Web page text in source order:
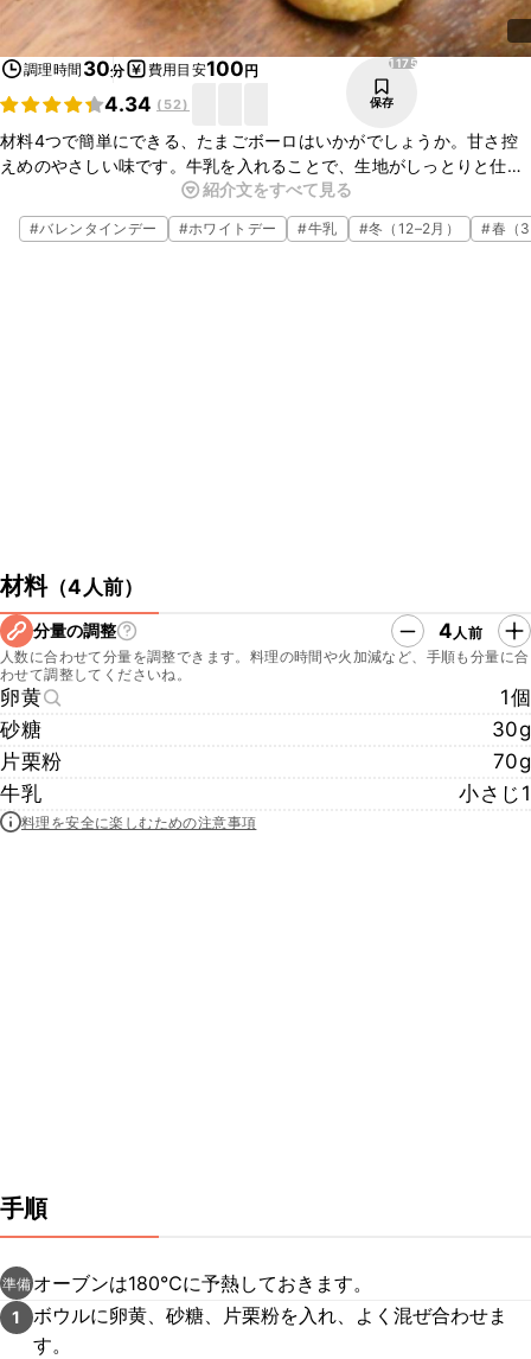
調理時間 30分 費用目安100円
4.34 ( 52)
1175
保存
材料4つで簡単にできる、たまごボーロはいかがでしょうか。甘さ控
えめのやさしい味です。牛乳を入れることで、生地がしっとりと仕上
がり、口に入るとほろっと崩れますよ。お好みでチョコレートペンで
模様を描いても楽しいですよ。ぜひお試しくださいね。
紹介文をすべて見る
#バレンタインデー #ホワイトデー #牛乳 #冬（12–2月） #春（
材料（4人前）
分量の調整 4人前
人数に合わせて分量を調整できます。料理の時間や火加減など、手順も分量に合
わせて調整してくださいね。
卵黄
1個
砂糖
30g
片栗粉
70g
牛乳
小さじ1
料理を安全に楽しむための注意事項
手順
準備 オーブンは180℃に予熱しておきます。
1
ボウルに卵黄、砂糖、片栗粉を入れ、よく混ぜ合わせま
す。